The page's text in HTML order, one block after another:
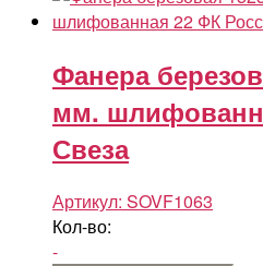
Фанера
мм.
Свеза
Артикул: SOVF1063
Кол-во:
-